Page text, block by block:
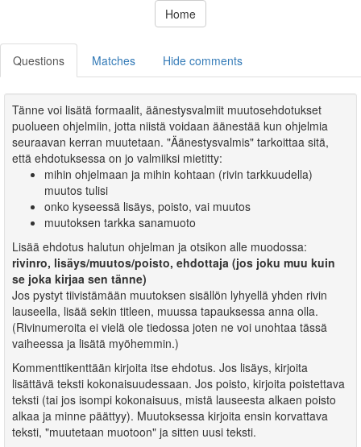
Home
Questions Matches Hide comments
Tänne voi lisätä formaalit, äänestysvalmiit muutosehdotukset
puolueen ohjelmiin, jotta niistä voidaan äänestää kun ohjelmia
seuraavan kerran muutetaan. "Äänestysvalmis" tarkoittaa sitä,
että ehdotuksessa on jo valmiiksi mietitty:
mihin ohjelmaan ja mihin kohtaan (rivin tarkkuudella)
muutos tulisi
onko kyseessä lisäys, poisto, vai muutos
muutoksen tarkka sanamuoto
Lisää ehdotus halutun ohjelman ja otsikon alle muodossa:
rivinro, lisäys/muutos/poisto, ehdottaja (jos joku muu kuin
se joka kirjaa sen tänne)
Jos pystyt tiivistämään muutoksen sisällön lyhyellä yhden rivin
lauseella, lisää sekin titleen, muussa tapauksessa anna olla.
(Rivinumeroita ei vielä ole tiedossa joten ne voi unohtaa tässä
vaiheessa ja lisätä myöhemmin.)
Kommenttikenttään kirjoita itse ehdotus. Jos lisäys, kirjoita
lisättävä teksti kokonaisuudessaan. Jos poisto, kirjoita poistettava
teksti (tai jos isompi kokonaisuus, mistä lauseesta alkaen poisto
alkaa ja minne päättyy). Muutoksessa kirjoita ensin korvattava
teksti, "muutetaan muotoon" ja sitten uusi teksti.